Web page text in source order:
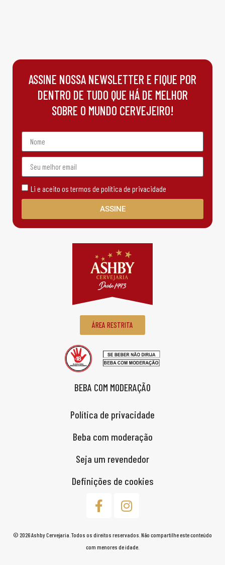
ASSINE NOSSA NEWSLETTER E FIQUE POR
DENTRO DE TUDO QUE HÁ DE MELHOR
SOBRE O MUNDO CERVEJEIRO!
Li e aceito os termos de política de privacidade
ASSINE
ÁREA RESTRITA
BEBA COM MODERAÇÃO
Política de privacidade
Beba com moderação
Seja um revendedor
Definições de cookies
© 2026 Ashby Cervejaria. Todos os direitos reservados. Não compartilhe este conteúdo
com menores de idade.